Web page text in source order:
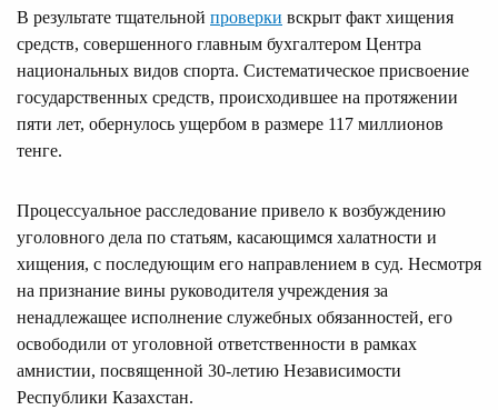
В результате тщательной проверки вскрыт факт хищения
средств, совершенного главным бухгалтером Центра
национальных видов спорта. Систематическое присвоение
государственных средств, происходившее на протяжении
пяти лет, обернулось ущербом в размере 117 миллионов
тенге.
Процессуальное расследование привело к возбуждению
уголовного дела по статьям, касающимся халатности и
хищения, с последующим его направлением в суд. Несмотря
на признание вины руководителя учреждения за
ненадлежащее исполнение служебных обязанностей, его
освободили от уголовной ответственности в рамках
амнистии, посвященной 30-летию Независимости
Республики Казахстан.